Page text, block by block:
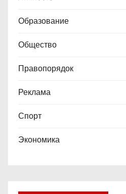
е
й
Образование
Общество
Правопорядок
Реклама
Спорт
Экономика